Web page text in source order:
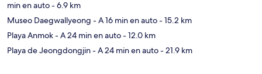
min en auto- 6.9 km
Museo Daegwallyeong - A 16 min en auto- 15.2 km
Playa Anmok- A 24 min en auto- 12.0 km
Playa de Jeongdongjin- A 24 min en auto- 21.9 km